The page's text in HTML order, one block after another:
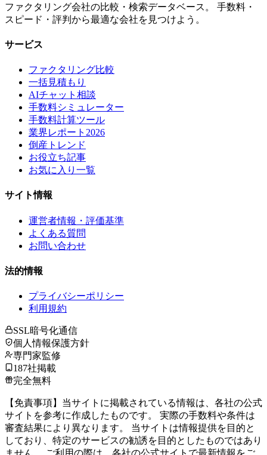
ファクタリング会社の比較・検索データベース。 手数料・
スピード・評判から最適な会社を見つけよう。
サービス
ファクタリング比較
一括見積もり
AIチャット相談
手数料シミュレーター
手数料計算ツール
業界レポート2026
倒産トレンド
お役立ち記事
お気に入り一覧
サイト情報
運営者情報・評価基準
よくある質問
お問い合わせ
法的情報
プライバシーポリシー
利用規約
SSL暗号化通信
個人情報保護方針
専門家監修
187社掲載
完全無料
【免責事項】当サイトに掲載されている情報は、各社の公式
サイトを参考に作成したものです。 実際の手数料や条件は
審査結果により異なります。 当サイトは情報提供を目的と
しており、特定のサービスの勧誘を目的としたものではあり